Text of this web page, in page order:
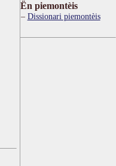
Ën piemontèis
Dissionari piemontèis